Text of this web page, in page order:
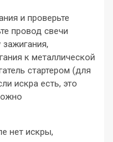
и проверьте
провод свечи
к металлической
стартером (для
искра есть, это
нет искры,